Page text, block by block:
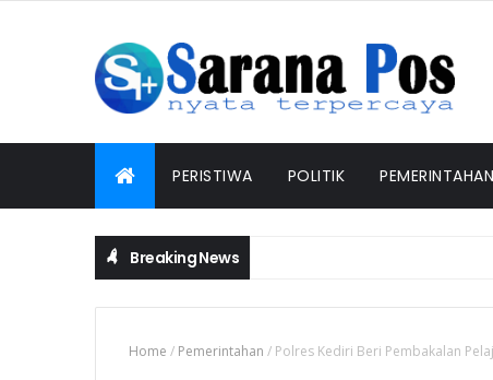
PERISTIWA POLITIK PEMERINTAHAN
Breaking News
Home / Pemerintahan / Polres Kediri Beri Pembakalan